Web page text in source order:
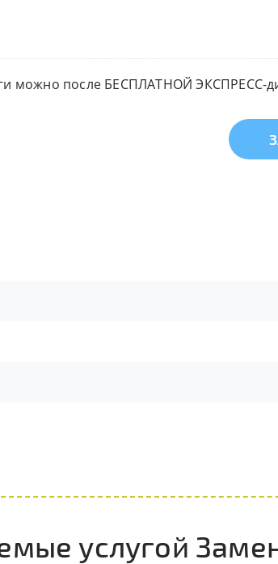
можно после БЕСПЛАТНОЙ ЭКСПРЕСС-
услугой